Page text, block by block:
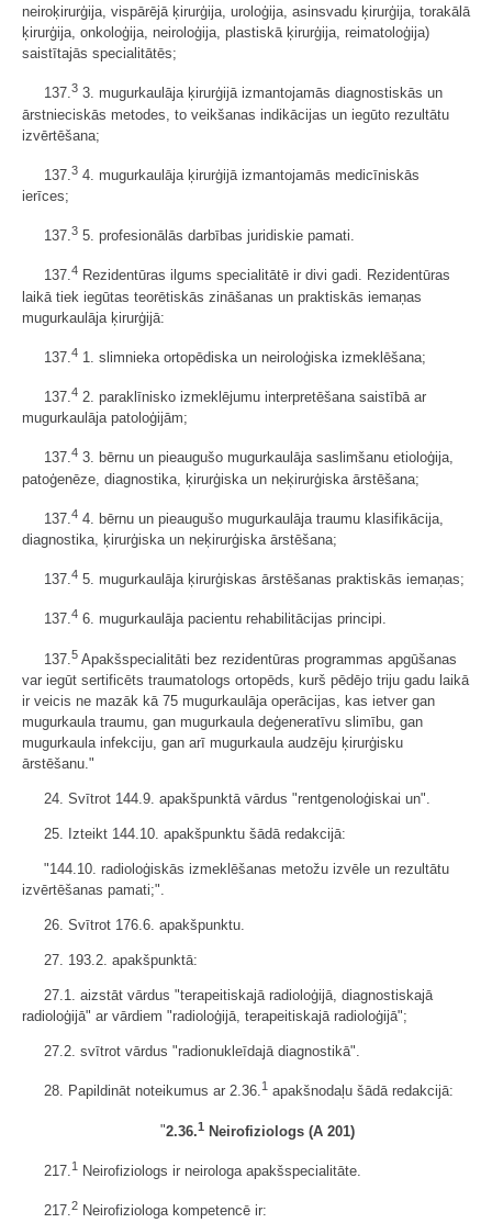
neiroķirurģija, vispārējā ķirurģija, uroloģija, asinsvadu ķirurģija, torakālā
ķirurģija, onkoloģija, neiroloģija, plastiskā ķirurģija, reimatoloģija)
saistītajās specialitātēs;
137.3 3. mugurkaulāja ķirurģijā izmantojamās diagnostiskās un
ārstnieciskās metodes, to veikšanas indikācijas un iegūto rezultātu
izvērtēšana;
137.3 4. mugurkaulāja ķirurģijā izmantojamās medicīniskās
ierīces;
137.3 5. profesionālās darbības juridiskie pamati.
137.4 Rezidentūras ilgums specialitātē ir divi gadi. Rezidentūras
laikā tiek iegūtas teorētiskās zināšanas un praktiskās iemaņas
mugurkaulāja ķirurģijā:
137.4 1. slimnieka ortopēdiska un neiroloģiska izmeklēšana;
137.4 2. paraklīnisko izmeklējumu interpretēšana saistībā ar
mugurkaulāja patoloģijām;
137.4 3. bērnu un pieaugušo mugurkaulāja saslimšanu etioloģija,
patoģenēze, diagnostika, ķirurģiska un neķirurģiska ārstēšana;
137.4 4. bērnu un pieaugušo mugurkaulāja traumu klasifikācija,
diagnostika, ķirurģiska un neķirurģiska ārstēšana;
137.4 5. mugurkaulāja ķirurģiskas ārstēšanas praktiskās iemaņas;
137.4 6. mugurkaulāja pacientu rehabilitācijas principi.
137.5 Apakšspecialitāti bez rezidentūras programmas apgūšanas
var iegūt sertificēts traumatologs ortopēds, kurš pēdējo triju gadu laikā
ir veicis ne mazāk kā 75 mugurkaulāja operācijas, kas ietver gan
mugurkaula traumu, gan mugurkaula deģeneratīvu slimību, gan
mugurkaula infekciju, gan arī mugurkaula audzēju ķirurģisku
ārstēšanu."
24. Svītrot 144.9. apakšpunktā vārdus "rentgenoloģiskai un".
25. Izteikt 144.10. apakšpunktu šādā redakcijā:
"144.10. radioloģiskās izmeklēšanas metožu izvēle un rezultātu
izvērtēšanas pamati;".
26. Svītrot 176.6. apakšpunktu.
27. 193.2. apakšpunktā:
27.1. aizstāt vārdus "terapeitiskajā radioloģijā, diagnostiskajā
radioloģijā" ar vārdiem "radioloģijā, terapeitiskajā radioloģijā";
27.2. svītrot vārdus "radionukleīdajā diagnostikā".
28. Papildināt noteikumus ar 2.36.1 apakšnodaļu šādā redakcijā:
"2.36.1Neirofiziologs (A 201)
217.1 Neirofiziologs ir neirologa apakšspecialitāte.
217.2 Neirofiziologa kompetencē ir: